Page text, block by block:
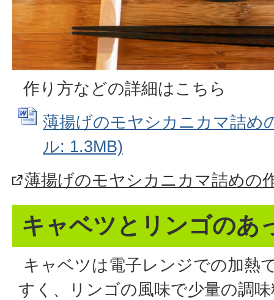
作り方などの詳細はこちら
薄揚げのモヤシカニカマ詰め
ル: 1.3MB)
薄揚げのモヤシカニカマ詰めの
キャベツとリンゴのあ
キャベツは電子レンジでの加熱
すく、リンゴの風味で少量の調